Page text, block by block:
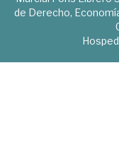
de Derecho,